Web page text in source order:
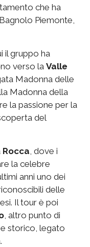
che ha
Piemonte,
il gruppo ha
verso la Valle
Madonna delle
Madonna della
la passione per la
del
Rocca , dove i
la celebre
anni uno dei
delle
Il tour è poi
, altro punto di
storico, legato